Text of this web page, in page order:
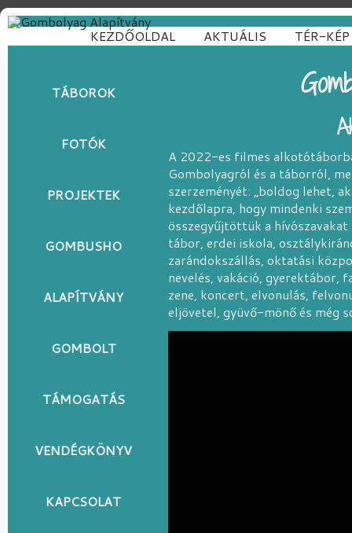
KEZDŐOLDAL AKTUÁLIS TÉR-KÉP
A 2022-es filmes
Gombolyagról és a táborról,
szerzeményét: „boldog lehet,
kezdőlapra, hogy mindenki
összegyűjtöttük a
tábor, erdei iskola,
zarándokszállás, oktatási
nevelés, vakáció,
zene, koncert, elvonulás,
eljövetel, gyüvő-mönő és még
TÁBOROK
FOTÓK
PROJEKTEK
GOMBUSHO
ALAPÍTVÁNY
GOMBOLT
TÁMOGATÁS
VENDÉGKÖNYV
KAPCSOLAT